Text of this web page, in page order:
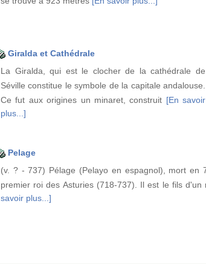
Giralda et Cathédrale
La Giralda, qui est le clocher de la cathédrale de
Séville constitue le symbole de la capitale andalouse.
Ce fut aux origines un minaret, construit [En savoir
plus...]
Pelage
(v. ? - 737) Pélage (Pelayo en espagnol), mort en
premier roi des Asturies (718-737). Il est le fils d'un
savoir plus...]